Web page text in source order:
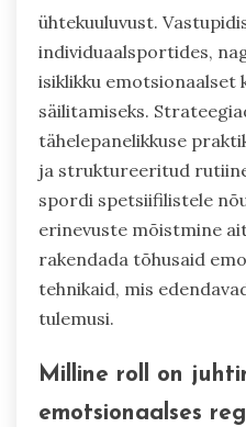
ühtekuuluvust.
individuaalsportides,
isiklikku emotsionaalset
säilitamiseks.
tähelepanelikkuse
ja struktureeritud
spordi spetsiifilistele
erinevuste mõistmine
rakendada tõhusaid
tehnikaid, mis
tulemusi.
Milline roll on
emotsionaalses